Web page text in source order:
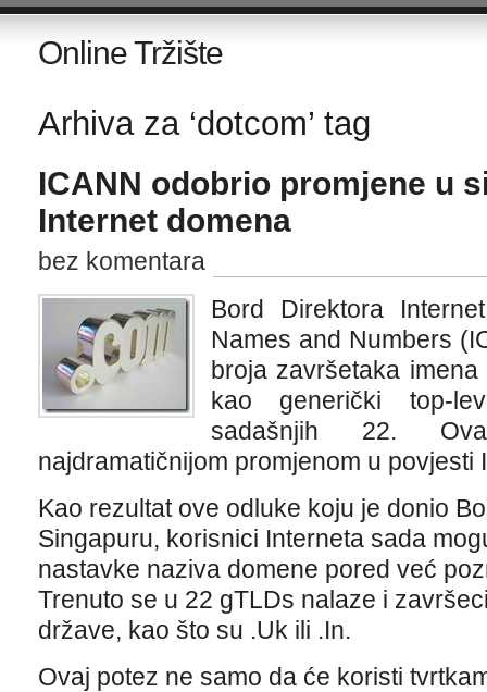
Online Tržište
Arhiva za ‘dotcom’ tag
ICANN odobrio promjene u
Internet domena
bez komentara
Bord Direktora
Names and Numbers
broja završetaka
kao generički top-
sadašnjih 22.
najdramatičnijom promjenom u povjesti
Kao rezultat ove odluke koju je donio
Singapuru, korisnici Interneta sada
nastavke naziva domene pored već
Trenuto se u 22 gTLDs nalaze i
države, kao što su .Uk ili .In.
Ovaj potez ne samo da će koristi